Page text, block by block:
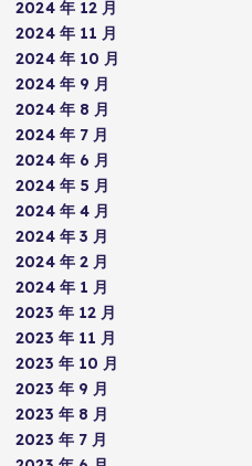
2024 年 12 月
2024 年 11 月
2024 年 10 月
2024 年 9 月
2024 年 8 月
2024 年 7 月
2024 年 6 月
2024 年 5 月
2024 年 4 月
2024 年 3 月
2024 年 2 月
2024 年 1 月
2023 年 12 月
2023 年 11 月
2023 年 10 月
2023 年 9 月
2023 年 8 月
2023 年 7 月